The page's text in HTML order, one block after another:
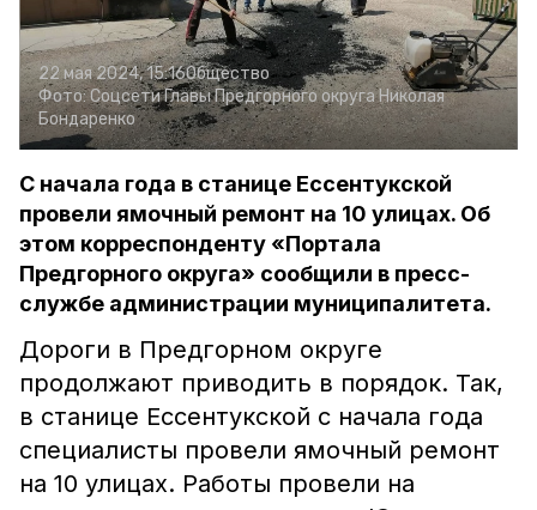
22 мая 2024, 15:16Общество
Фото:Соцсети Главы Предгорного округа Николая
Бондаренко
С начала года в станице Ессентукской
провели ямочный ремонт на 10 улицах. Об
этом корреспонденту «Портала
Предгорного округа» сообщили в пресс-
службе администрации муниципалитета.
Дороги в Предгорном округе
продолжают приводить в порядок. Так,
в станице Ессентукской с начала года
специалисты провели ямочный ремонт
на 10 улицах. Работы провели на